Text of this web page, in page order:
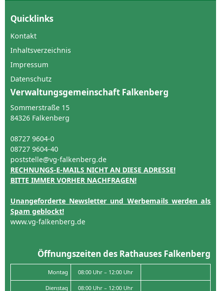
Quicklinks
Kontakt
Inhaltsverzeichnis
Impressum
Datenschutz
Verwaltungsgemeinschaft Falkenberg
Sommerstraße 15
84326 Falkenberg
08727 9604-0
08727 9604-40
poststelle@vg-falkenberg.de
RECHNUNGS-E-MAILS NICHT AN DIESE ADRESSE!
BITTE IMMER VORHER NACHFRAGEN!
Unangeforderte Newsletter und Werbemails werden als
Spam geblockt!
www.vg-falkenberg.de
Öffnungszeiten des Rathauses Falkenberg
Montag 08:00 Uhr – 12:00 Uhr
Dienstag 08:00 Uhr – 12:00 Uhr